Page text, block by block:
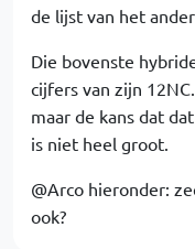
de lijst van het
Die bovenste
cijfers van zijn
maar de kans dat
is niet heel groot.
@Arco hieronder:
ook?